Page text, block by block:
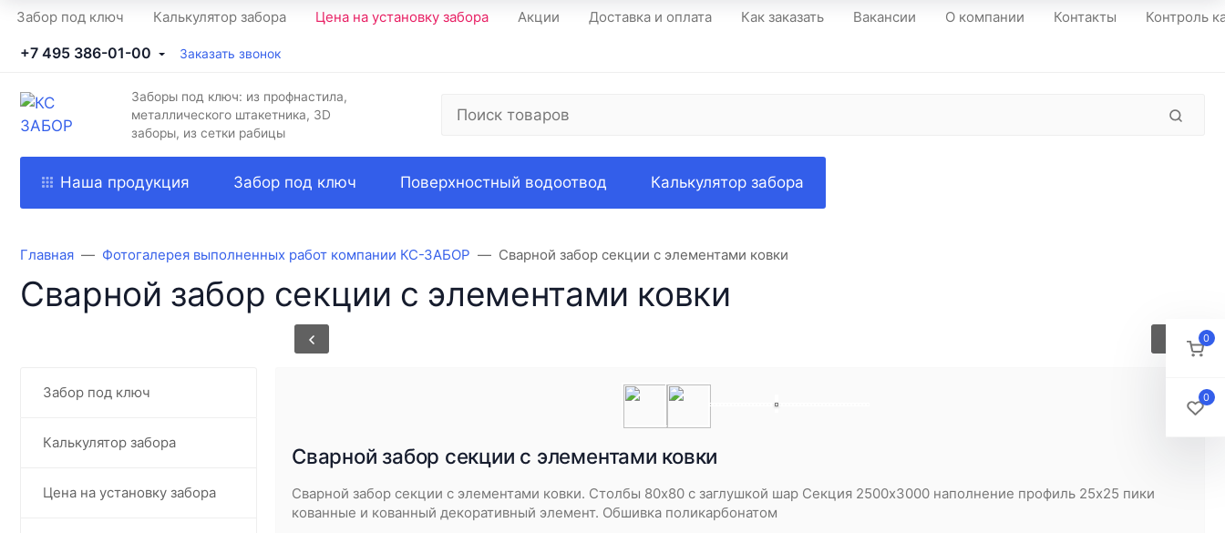
Забор под ключ Калькулятор забора Цена на установку забора Акции Доставка и оплата Как заказать Вакансии О компании Контакты Контроль
+7 495 386-01-00 Заказать звонок
Заборы под ключ: из профнастила,
металлического штакетника, 3D
заборы, из сетки рабицы
Наша продукция Забор под ключ Поверхностный водоотвод Калькулятор забора
Главная Фотогалерея выполненных работ компании КС-ЗАБОР Сварной забор секции с элементами ковки
Сварной забор секции с элементами ковки
Забор под ключ
Калькулятор забора
Цена на установку забора
Сварной забор секции с элементами ковки
Сварной забор секции с элементами ковки. Столбы 80х80 с заглушкой шар Секция 2500х3000 наполнение профиль 25х25 пики
кованные и кованный декоративный элемент. Обшивка поликарбонатом
0
0